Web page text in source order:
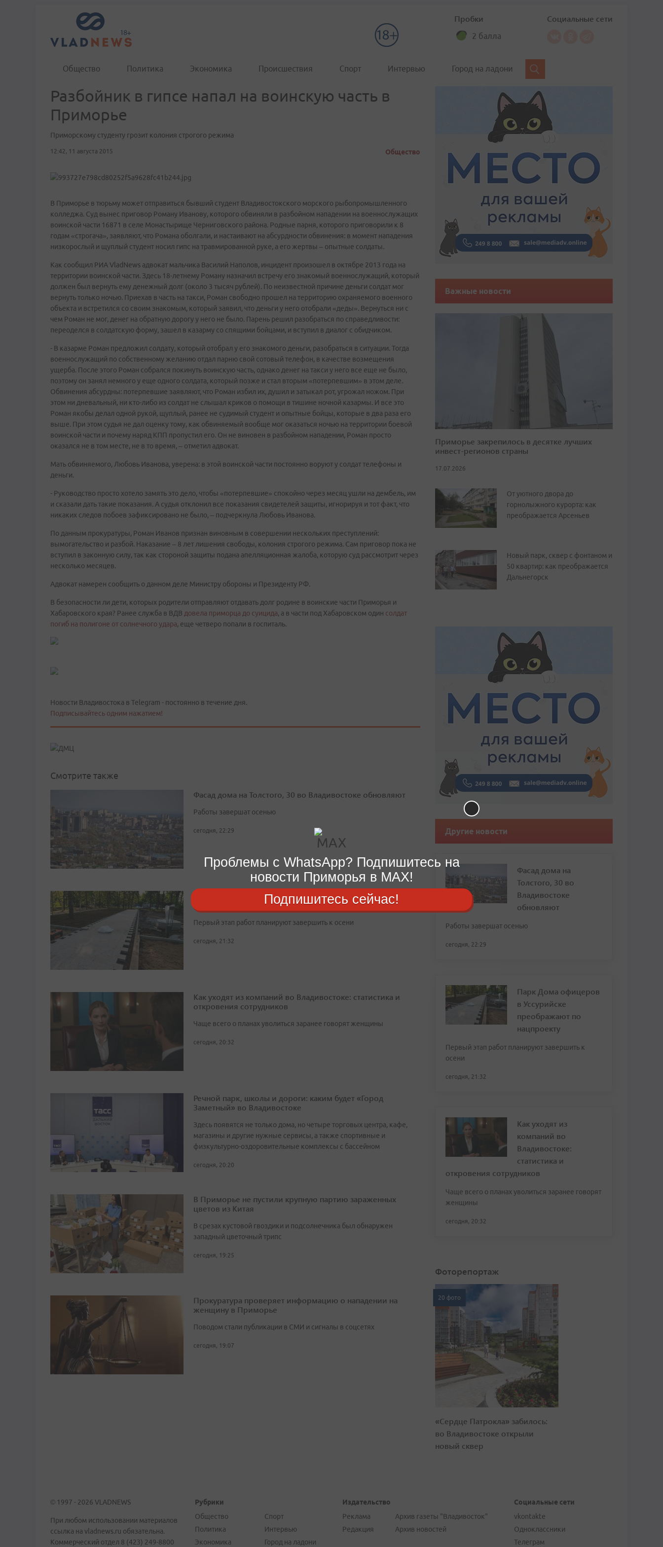
Пробки
2 балла
Социальные сети
Общество Политика Экономика Происшествия Спорт Интервью Город на ладони
Разбойник в гипсе напал на воинскую часть в
Приморье
Приморскому студенту грозит колония строгого режима
12:42, 11 августа 2015 Общество
В Приморье в тюрьму может отправиться бывший студент Владивостокского морского рыбопромышленного
колледжа. Суд вынес приговор Роману Иванову, которого обвиняли в разбойном нападении на военнослужащих
воинской части 16871 в селе Монастырище Черниговского района. Родные парня, которого приговорили к 8
годам «строгача», заявляют, что Романа оболгали, и настаивают на абсурдности обвинения: в момент нападения
низкорослый и щуплый студент носил гипс на травмированной руке, а его жертвы – опытные солдаты.
Как сообщил РИА VladNews адвокат мальчика Василий Наполов, инцидент произошел в октябре 2013 года на
территории воинской части. Здесь 18-летнему Роману назначил встречу его знакомый военнослужащий, который
должен был вернуть ему денежный долг (около 3 тысяч рублей). По неизвестной причине деньги солдат мог
вернуть только ночью. Приехав в часть на такси, Роман свободно прошел на территорию охраняемого военного
объекта и встретился со своим знакомым, который заявил, что деньги у него отобрали «деды». Вернуться ни с
чем Роман не мог, денег на обратную дорогу у него не было. Парень решил разобраться по справедливости:
переоделся в солдатскую форму, зашел в казарму со спящими бойцами, и вступил в диалог с обидчиком.
- В казарме Роман предложил солдату, который отобрал у его знакомого деньги, разобраться в ситуации. Тогда
военнослужащий по собственному желанию отдал парню свой сотовый телефон, в качестве возмещения
ущерба. После этого Роман собрался покинуть воинскую часть, однако денег на такси у него все еще не было,
поэтому он занял немного у еще одного солдата, который позже и стал вторым «потерпевшим» в этом деле.
Обвинения абсурдны: потерпевшие заявляют, что Роман избил их, душил и затыкал рот, угрожал ножом. При
этом ни дневальный, ни кто-либо из солдат не слышал криков о помощи в тишине ночной казармы. И все это
Роман якобы делал одной рукой, щуплый, ранее не судимый студент и опытные бойцы, которые в два раза его
выше. При этом судья не дал оценку тому, как обвиняемый вообще мог оказаться ночью на территории боевой
воинской части и почему наряд КПП пропустил его. Он не виновен в разбойном нападении, Роман просто
оказался не в том месте, не в то время, – отметил адвокат.
Мать обвиняемого, Любовь Иванова, уверена: в этой воинской части постоянно воруют у солдат телефоны и
деньги.
- Руководство просто хотело замять это дело, чтобы «потерпевшие» спокойно через месяц ушли на дембель, им
и сказали дать такие показания. А судья отклонил все показания свидетелей защиты, игнорируя и тот факт, что
никаких следов побоев зафиксировано не было, – подчеркнула Любовь Иванова.
По данным прокуратуры, Роман Иванов признан виновным в совершении нескольких преступлений:
вымогательство и разбой. Наказание – 8 лет лишения свободы, колония строгого режима. Сам приговор пока не
вступил в законную силу, так как стороной защиты подана апелляционная жалоба, которую суд рассмотрит через
несколько месяцев.
Адвокат намерен сообщить о данном деле Министру обороны и Президенту РФ.
В безопасности ли дети, которых родители отправляют отдавать долг родине в воинские части Приморья и
Хабаровского края? Ранее служба в ВДВ довела приморца до суицида, а в части под Хабаровском один солдат
погиб на полигоне от солнечного удара, еще четверо попали в госпиталь.
Новости Владивостока в Telegram - постоянно в течение дня.
Подписывайтесь одним нажатием!
Смотрите также
Фасад дома на Толстого, 30 во Владивостоке обновляют
Работы завершат осенью
сегодня, 22:29
Парк Дома офицеров в Уссурийске преображают по
Первый этап работ планируют завершить к осени
сегодня, 21:32
Как уходят из компаний во Владивостоке: статистика и
откровения сотрудников
Чаще всего о планах уволиться заранее говорят женщины
сегодня, 20:32
Речной парк, школы и дороги: каким будет «Город
Заметный» во Владивостоке
Здесь появятся не только дома, но четыре торговых центра, кафе,
магазины и другие нужные сервисы, а также спортивные и
физкультурно-оздоровительные комплексы с бассейном
сегодня, 20:20
В Приморье не пустили крупную партию зараженных
цветов из Китая
В срезах кустовой гвоздики и подсолнечника был обнаружен
западный цветочный трипс
сегодня, 19:25
Прокуратура проверяет информацию о нападении на
женщину в Приморье
Поводом стали публикации в СМИ и сигналы в соцсетях
сегодня, 19:07
Важные новости
Приморье закрепилось в десятке лучших
инвест-регионов страны
17.07.2026
От уютного двора до
горнолыжного курорта: как
преображается Арсеньев
Новый парк, сквер с фонтаном и
50 квартир: как преображается
Дальнегорск
Другие новости
Фасад дома на
Толстого, 30 во
Владивостоке
обновляют
Работы завершат осенью
сегодня, 22:29
Парк Дома офицеров
в Уссурийске
преображают по
нацпроекту
Первый этап работ планируют завершить к
осени
сегодня, 21:32
Как уходят из
компаний во
Владивостоке:
статистика и
откровения сотрудников
Чаще всего о планах уволиться заранее говорят
женщины
сегодня, 20:32
Фоторепортаж
20 фото
«Сердце Патрокла» забилось:
во Владивостоке открыли
новый сквер
© 1997 - 2026 VLADNEWS
При любом использовании материалов
ссылка на vladnews.ru обязательна.
Коммерческий отдел 8 (423) 249-8800
Рубрики
Общество
Политика
Экономика
Спорт
Интервью
Город на ладони
Издательство
Реклама
Редакция
Архив газеты "Владивосток"
Архив новостей
Социальные сети
vkontakte
Одноклассники
Телеграм
Проблемы с WhatsApp? Подпишитесь на
новости Приморья в MAX!
Подпишитесь сейчас!